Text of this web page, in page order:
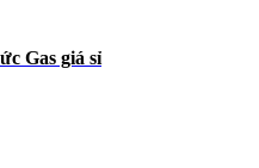
Gas giá sỉ